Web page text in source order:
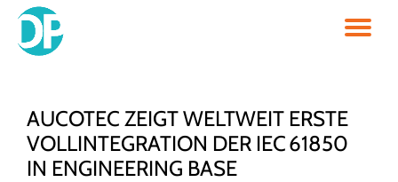
Skip
AUCOTEC ZEIGT WELTWEIT ERSTE
VOLLINTEGRATION DER IEC 61850
IN ENGINEERING BASE